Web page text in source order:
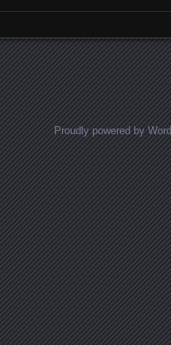
Proudly powered by